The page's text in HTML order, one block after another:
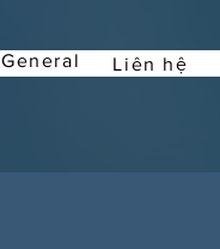
General Liên hệ